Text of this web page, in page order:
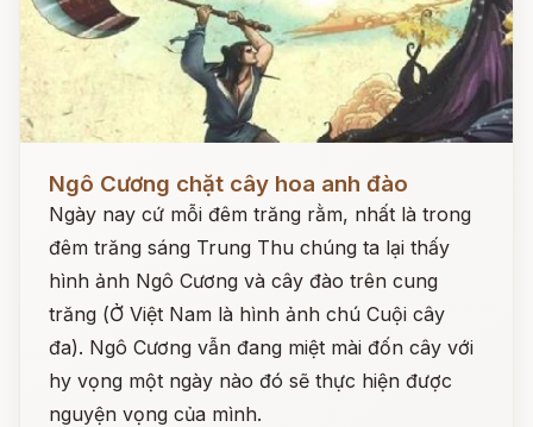
Ngô Cương chặt cây hoa anh đào
Ngày nay cứ mỗi đêm trăng rằm, nhất là trong
đêm trăng sáng Trung Thu chúng ta lại thấy
hình ảnh Ngô Cương và cây đào trên cung
trăng (Ở Việt Nam là hình ảnh chú Cuội cây
đa). Ngô Cương vẫn đang miệt mài đốn cây với
hy vọng một ngày nào đó sẽ thực hiện được
nguyện vọng của mình.